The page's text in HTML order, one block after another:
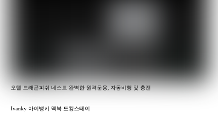
오텔 드래곤피쉬 네스트 완벽한 원격운용, 자동비행 및 충전
Ivanky 아이뱅키 맥북 도킹스테이